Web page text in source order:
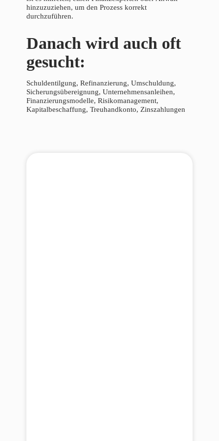
hinzuzuziehen, um den Prozess korrekt
durchzuführen.
Danach wird auch oft
gesucht:
Schuldentilgung, Refinanzierung, Umschuldung,
Sicherungsübereignung, Unternehmensanleihen,
Finanzierungsmodelle, Risikomanagement,
Kapitalbeschaffung, Treuhandkonto, Zinszahlungen